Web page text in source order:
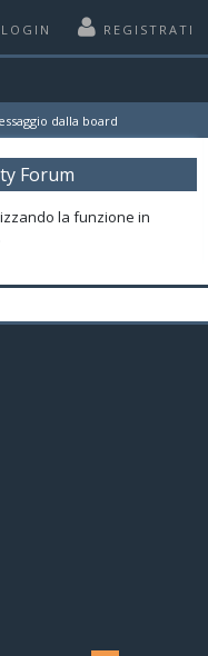
LOGIN REGISTRATI
dalla board
Forum
la funzione in